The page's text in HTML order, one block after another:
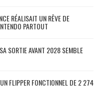
RÉALISAIT UN RÊVE DE
PARTOUT
SORTIE AVANT 2028 SEMBLE
FLIPPER FONCTIONNEL DE 2 274